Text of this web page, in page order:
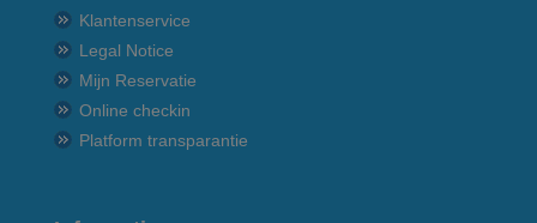
Klantenservice
Legal Notice
Mijn Reservatie
Online checkin
Platform transparantie